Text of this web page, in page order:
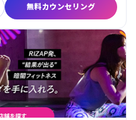
無料カウンセリング